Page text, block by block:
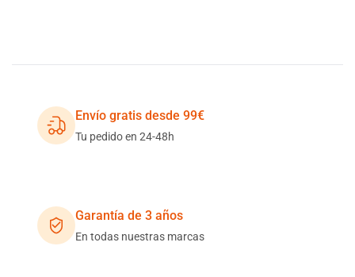
Envío gratis desde 99€
Tu pedido en 24-48h
Garantía de 3 años
En todas nuestras marcas